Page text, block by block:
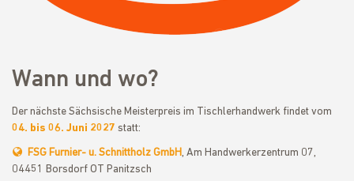
Wann und wo?
Der nächste Sächsische Meisterpreis im Tischlerhandwerk findet vom
04. bis 06. Juni 2027 statt:
FSG Furnier- u. Schnittholz GmbH, Am Handwerkerzentrum 07,
04451 Borsdorf OT Panitzsch